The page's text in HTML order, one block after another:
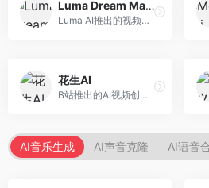
Luma Dream Machine
Luma AI推出的视频生成工具，专注于高质量视频创作。面向影视创作者和内容生产者，支持文生视频、图生视频，视频质量高，物理运动流畅自然。
花生AI
B站推出的AI视频创作工具，专注于短视频内容生成。面向B站创作者，支持视频生成、视频编辑等功能，与B站平台深度整合，创作效率高。
AI音乐生成 AI声音克隆 AI语音